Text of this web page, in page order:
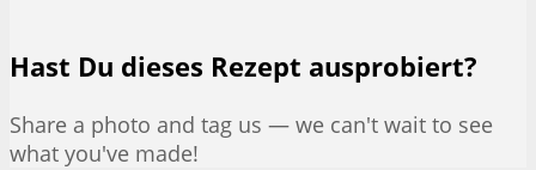
Hast Du dieses Rezept ausprobiert?
Share a photo and tag us — we can't wait to see
what you've made!